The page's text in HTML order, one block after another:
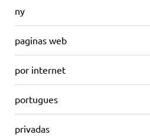
ny
paginas web
por internet
portugues
privadas